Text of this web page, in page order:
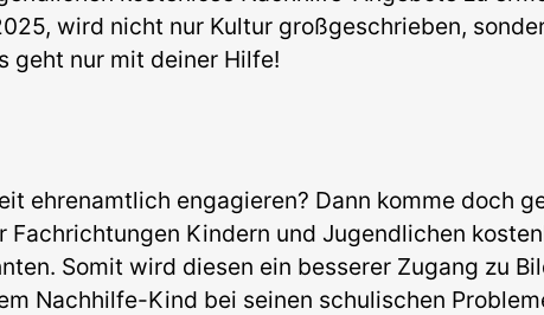
wird nicht nur Kultur großgeschrieben,
geht nur mit deiner Hilfe!
ehrenamtlich engagieren? Dann komme doch
Fachrichtungen Kindern und Jugendlichen
Somit wird diesen ein besserer Zugang zu
Nachhilfe-Kind bei seinen schulischen